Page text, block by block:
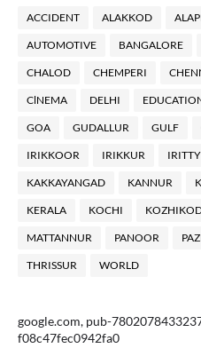
ACCIDENT ALAKKOD
AUTOMOTIVE BANGALORE
CHALOD CHEMPERI
ClNEMA DELHI
GOA GUDALLUR GULF
IRIKKOOR IRIKKUR IRITTY
KAKKAYANGAD KANNUR
KERALA KOCHI
MATTANNUR PANOOR
THRISSUR WORLD
google.com, pub-
f08c47fec0942fa0